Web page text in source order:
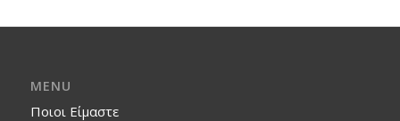
MENU
Ποιοι Είμαστε